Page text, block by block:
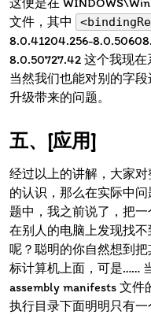
文件，其中
8.0.41204.256-
8.0.50727.42 这个我现在
当然我们也能对别的字
升级带来的问题。
[应用]
经过以上的讲解，大家
的认识，那么在实际中
题中，我之前说了，把
在别人的电脑上发现找
呢？聪明的你自然想到
标计算机上面，可是……
assembly manifests 文
执行目录下面明明只有